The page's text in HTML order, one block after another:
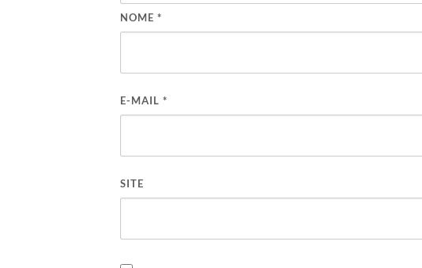
NOME *
E-MAIL *
SITE